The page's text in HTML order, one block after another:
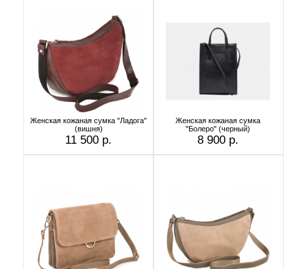
Женская кожаная сумка "Ладога"
(вишня)
11 500 р.
Женская кожаная сумка
"Болеро" (черный)
8 900 р.